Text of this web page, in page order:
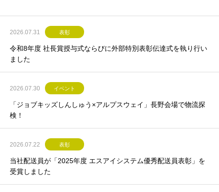
2026.07.31 表彰
令和8年度 社長賞授与式ならびに外部特別表彰伝達式を執り行い
ました
2026.07.30 イベント
「ジョブキッズしんしゅう×アルプスウェイ」長野会場で物流探
検！
2026.07.22 表彰
当社配送員が「2025年度 エスアイシステム優秀配送員表彰」を
受賞しました